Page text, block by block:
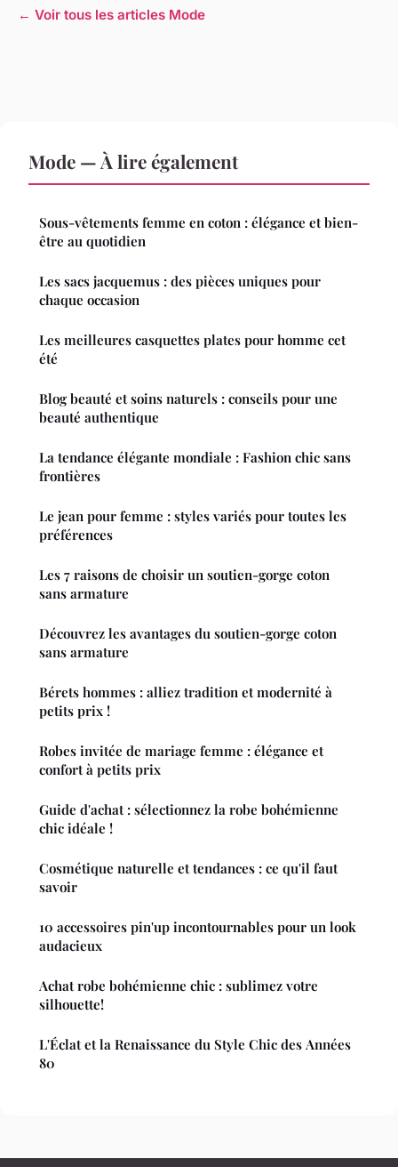
← Voir tous les articles Mode
Mode — À lire également
Sous-vêtements femme en coton : élégance et bien-
être au quotidien
Les sacs jacquemus : des pièces uniques pour
chaque occasion
Les meilleures casquettes plates pour homme cet
été
Blog beauté et soins naturels : conseils pour une
beauté authentique
La tendance élégante mondiale : Fashion chic sans
frontières
Le jean pour femme : styles variés pour toutes les
préférences
Les 7 raisons de choisir un soutien-gorge coton
sans armature
Découvrez les avantages du soutien-gorge coton
sans armature
Bérets hommes : alliez tradition et modernité à
petits prix !
Robes invitée de mariage femme : élégance et
confort à petits prix
Guide d'achat : sélectionnez la robe bohémienne
chic idéale !
Cosmétique naturelle et tendances : ce qu'il faut
savoir
10 accessoires pin'up incontournables pour un look
audacieux
Achat robe bohémienne chic : sublimez votre
silhouette!
L'Éclat et la Renaissance du Style Chic des Années
80